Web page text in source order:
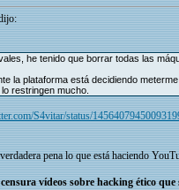
he tenido que borrar todas las
la plataforma está decidiendo
restringen mucho.
S4vitar/status/
pena lo que está haciendo
vídeos sobre hacking ético